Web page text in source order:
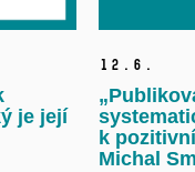
je její
12. 6.
k
Michal